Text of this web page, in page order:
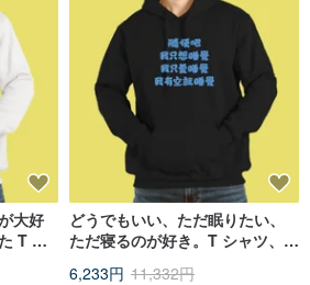
大好
T シ
どうでもいい、ただ眠りたい、
ただ寝るのが好き。T シャツ、パ
6,233円 11,332円